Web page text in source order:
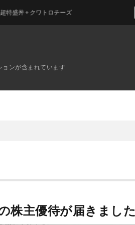
ンが含まれています
+ クワトロチーズ
株主優待が届きました